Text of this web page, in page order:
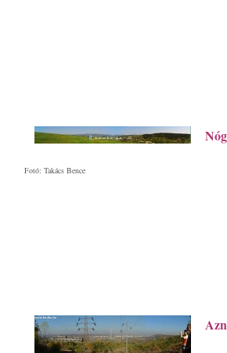
Fotó: Takács Bence